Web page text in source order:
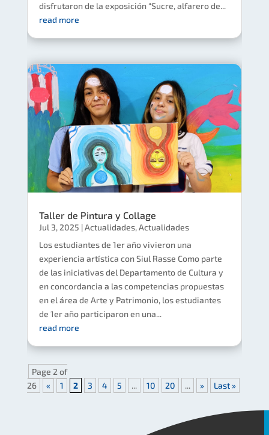
disfrutaron de la exposición “Sucre, alfarero de...
read more
Taller de Pintura y Collage
Jul 3, 2025 |Actualidades,Actualidades
Los estudiantes de 1er año vivieron una
experiencia artística con Siul Rasse Como parte
de las iniciativas del Departamento de Cultura y
en concordancia a las competencias propuestas
en el área de Arte y Patrimonio​, los estudiantes
de 1er año participaron en una...
read more
Page 2 of
26
« 1 2 3 4 5 ... 10 20 ... » Last »